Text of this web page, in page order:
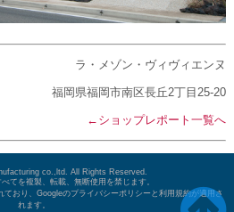
ラ・メゾン・ヴィヴィエンヌ
福岡県福岡市南区長丘2丁目25-20
←ショップレポート一覧へ
co.,ltd. All Rights Reserved.
てを複製、転載、無断使用を禁じます。
おり、Googleのプライバシーポリシーと利用規約が適用さ
れます。